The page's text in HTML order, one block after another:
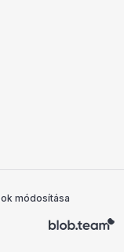
módosítása